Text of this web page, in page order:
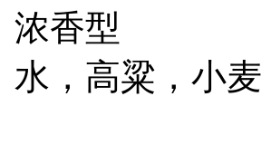
浓香型
水，高粱，小